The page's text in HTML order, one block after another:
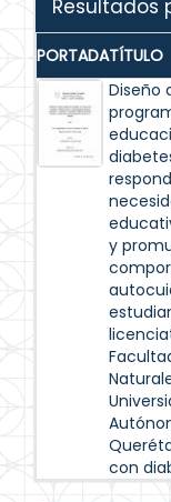
Resultados
PORTADATÍTULO
Diseño
y
con